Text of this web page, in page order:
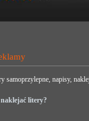
samoprzylepne, napisy,
litery?